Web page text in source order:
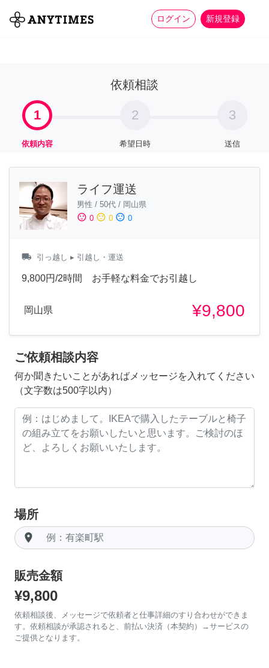
ログイン 新規登録
全て 家事 more_horiz
依頼相談
1
依頼内容
2
希望日時
3
送信
ライフ運送
男性 / 50代 / 岡山県
sentiment_satisfied 0 sentiment_neutral 0 sentiment_dissatisfied 0
local_shipping 引っ越し ▸ 引越し・運送
9,800円/2時間 お手軽な料金でお引越し
岡山県 ¥9,800
ご依頼相談内容
何か聞きたいことがあればメッセージを入れてください
（文字数は500字以内）
場所
room
販売金額
¥9,800
依頼相談後、メッセージで依頼者と仕事詳細のすり合わせができま
す。依頼相談が承認されると、前払い決済（本契約）→サービスの
ご提供となります。